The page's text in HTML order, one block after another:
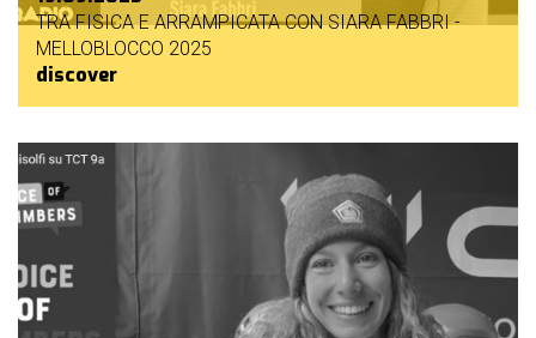
TRA FISICA E ARRAMPICATA CON SIARA FABBRI -
MELLOBLOCCO 2025
discover